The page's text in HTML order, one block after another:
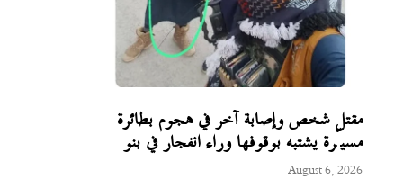
مقتل شخص وإصابة آخر في هجوم بطائرة
مسيّرة يشتبه بوقوفها وراء انفجار في بنو
August 6, 2026